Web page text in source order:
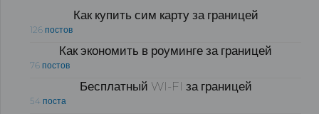
Как купить сим карту за границей
126 постов
Как экономить в роуминге за границей
76 постов
Бесплатный WI-FI за границей
54 поста